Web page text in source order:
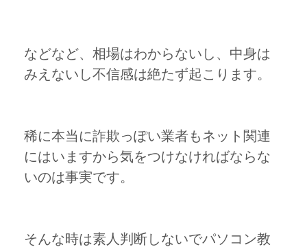
などなど、相場はわからないし、中身は
みえないし不信感は絶たず起こります。
稀に本当に詐欺っぽい業者もネット関連
にはいますから気をつけなければならな
いのは事実です。
そんな時は素人判断しないでパソコン教